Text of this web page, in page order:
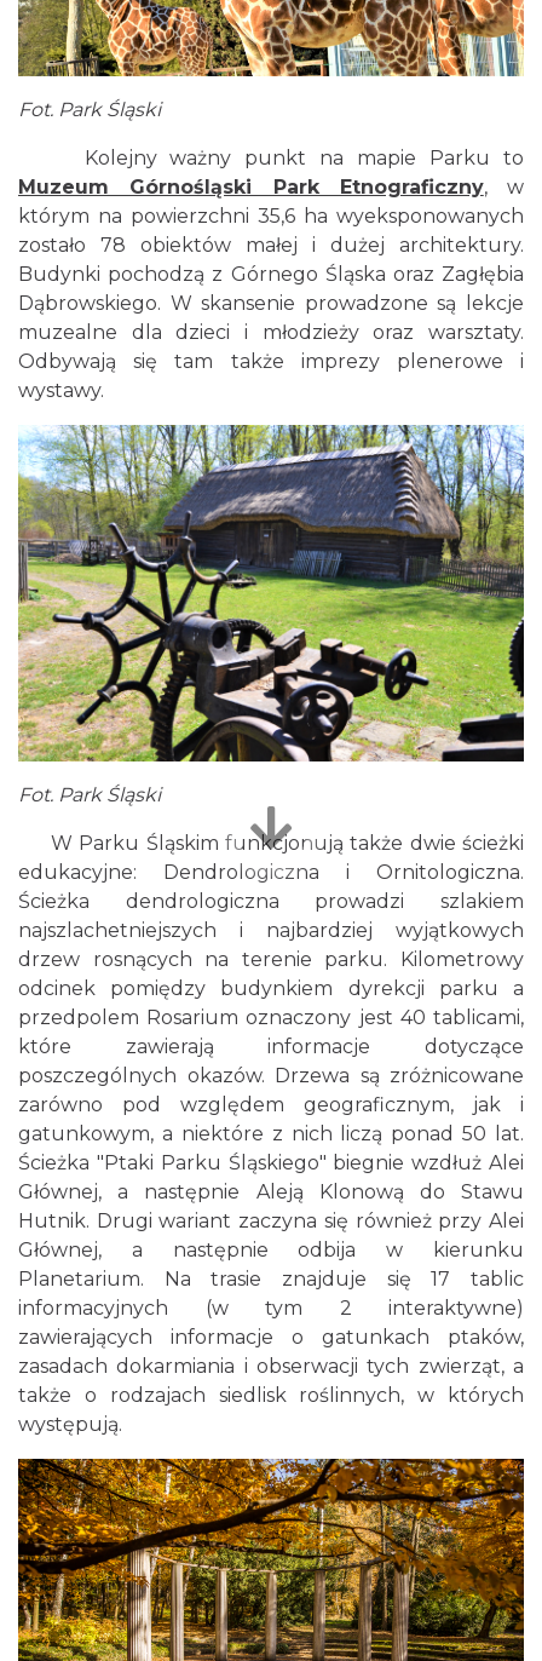
Fot. Park Śląski
Kolejny ważny punkt na mapie Parku to
Muzeum Górnośląski Park Etnograficzny, w
którym na powierzchni 35,6 ha wyeksponowanych
zostało 78 obiektów małej i dużej architektury.
Budynki pochodzą z Górnego Śląska oraz Zagłębia
Dąbrowskiego. W skansenie prowadzone są lekcje
muzealne dla dzieci i młodzieży oraz warsztaty.
Odbywają się tam także imprezy plenerowe i
wystawy.
Fot. Park Śląski
W Parku Śląskim funkcjonują także dwie ścieżki
edukacyjne: Dendrologiczna i Ornitologiczna.
Ścieżka dendrologiczna prowadzi szlakiem
najszlachetniejszych i najbardziej wyjątkowych
drzew rosnących na terenie parku. Kilometrowy
odcinek pomiędzy budynkiem dyrekcji parku a
przedpolem Rosarium oznaczony jest 40 tablicami,
które zawierają informacje dotyczące
poszczególnych okazów. Drzewa są zróżnicowane
zarówno pod względem geograficznym, jak i
gatunkowym, a niektóre z nich liczą ponad 50 lat.
Ścieżka "Ptaki Parku Śląskiego" biegnie wzdłuż Alei
Głównej, a następnie Aleją Klonową do Stawu
Hutnik. Drugi wariant zaczyna się również przy Alei
Głównej, a następnie odbija w kierunku
Planetarium. Na trasie znajduje się 17 tablic
informacyjnych (w tym 2 interaktywne)
zawierających informacje o gatunkach ptaków,
zasadach dokarmiania i obserwacji tych zwierząt, a
także o rodzajach siedlisk roślinnych, w których
występują.